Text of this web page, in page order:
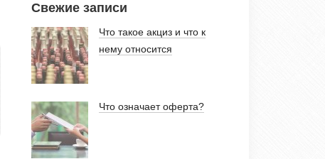
Свежие записи
Что такое акциз и что к
нему относится
Что означает оферта?